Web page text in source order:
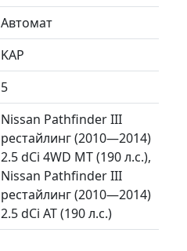
Автомат
KAP
5
Nissan Pathfinder III
рестайлинг (2010—2014)
2.5 dCi 4WD MT (190 л.с.),
Nissan Pathfinder III
рестайлинг (2010—2014)
2.5 dCi AT (190 л.с.)